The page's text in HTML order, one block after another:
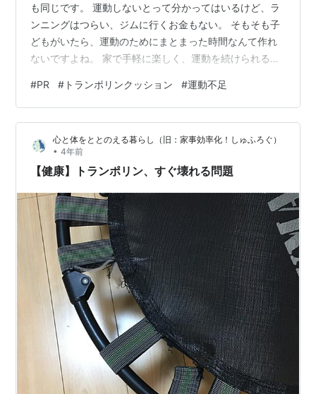
も同じです。 運動しないとって分かってはいるけど、ラ
ンニングはつらい、ジムに行くお金もない。 そもそも子
どもがいたら、運動のためにまとまった時間なんて作れ
ないですよね。 家で手軽に楽しく、運動を続けられるア
を続けられるアイテムがあったらなあと思っていまし
た。 その需要は最近ますます高まってきているようで、
トランポリンクッションという商品が話題になっている
ようです。 その中でも、今回は 「クッション型トランポ
リン エアロビクスキューブ」 リンク という商品を紹介
していきたいと思います。 な…
#PR # トランポリンクッション #運動不足
心と体をととのえる暮らし（旧：家事効率化！しゅふろぐ）
• 4年前
【健康】トランポリン、すぐ壊れる問題